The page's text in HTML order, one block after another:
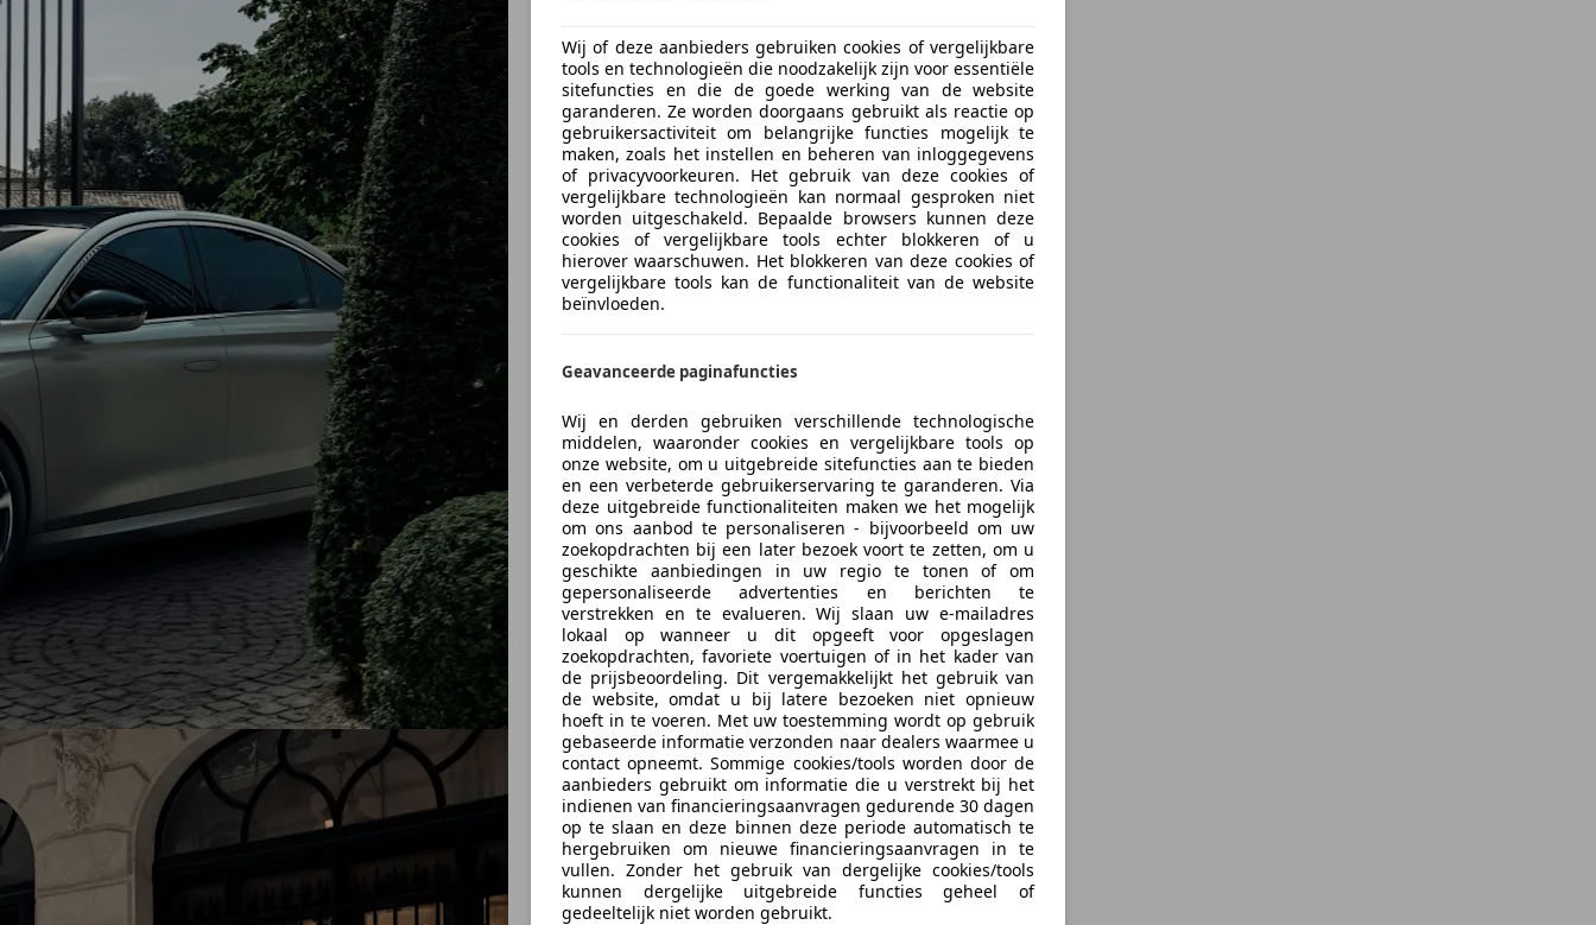
Wij of deze aanbieders gebruiken cookies of vergelijkbare
tools en technologieën die noodzakelijk zijn voor essentiële
sitefuncties en die de goede werking van de website
garanderen. Ze worden doorgaans gebruikt als reactie op
gebruikersactiviteit om belangrijke functies mogelijk te
maken, zoals het instellen en beheren van inloggegevens
of privacyvoorkeuren. Het gebruik van deze cookies of
vergelijkbare technologieën kan normaal gesproken niet
worden uitgeschakeld. Bepaalde browsers kunnen deze
cookies of vergelijkbare tools echter blokkeren of u
hierover waarschuwen. Het blokkeren van deze cookies of
vergelijkbare tools kan de functionaliteit van de website
beïnvloeden.
Geavanceerde paginafuncties
Wij en derden gebruiken verschillende technologische
middelen, waaronder cookies en vergelijkbare tools op
onze website, om u uitgebreide sitefuncties aan te bieden
en een verbeterde gebruikerservaring te garanderen. Via
deze uitgebreide functionaliteiten maken we het mogelijk
om ons aanbod te personaliseren - bijvoorbeeld om uw
zoekopdrachten bij een later bezoek voort te zetten, om u
geschikte aanbiedingen in uw regio te tonen of om
gepersonaliseerde advertenties en berichten te
verstrekken en te evalueren. Wij slaan uw e-mailadres
lokaal op wanneer u dit opgeeft voor opgeslagen
zoekopdrachten, favoriete voertuigen of in het kader van
de prijsbeoordeling. Dit vergemakkelijkt het gebruik van
de website, omdat u bij latere bezoeken niet opnieuw
hoeft in te voeren. Met uw toestemming wordt op gebruik
gebaseerde informatie verzonden naar dealers waarmee u
contact opneemt. Sommige cookies/tools worden door de
aanbieders gebruikt om informatie die u verstrekt bij het
indienen van financieringsaanvragen gedurende 30 dagen
op te slaan en deze binnen deze periode automatisch te
hergebruiken om nieuwe financieringsaanvragen in te
vullen. Zonder het gebruik van dergelijke cookies/tools
kunnen dergelijke uitgebreide functies geheel of
gedeeltelijk niet worden gebruikt.